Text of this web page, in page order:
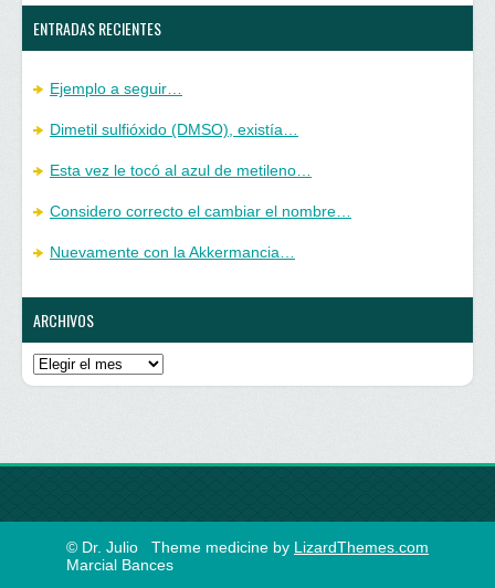
ENTRADAS RECIENTES
Ejemplo a seguir…
Dimetil sulfióxido (DMSO), existía…
Esta vez le tocó al azul de metileno…
Considero correcto el cambiar el nombre…
Nuevamente con la Akkermancia…
ARCHIVOS
Archivos
Theme medicine by LizardThemes.com
© Dr. Julio
Marcial Bances